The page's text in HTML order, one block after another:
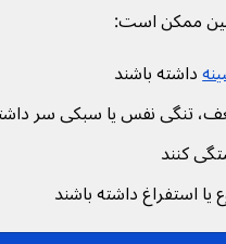
ممکن است:
داشته باشند
تنگی نفس یا سبکی سر
کنند
استفراغ داشته باشند